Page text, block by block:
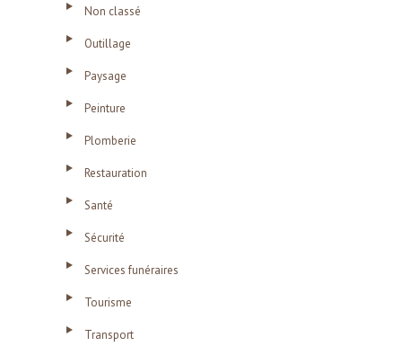
Non classé
Outillage
Paysage
Peinture
Plomberie
Restauration
Santé
Sécurité
Services funéraires
Tourisme
Transport